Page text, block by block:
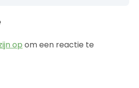
op om een reactie te